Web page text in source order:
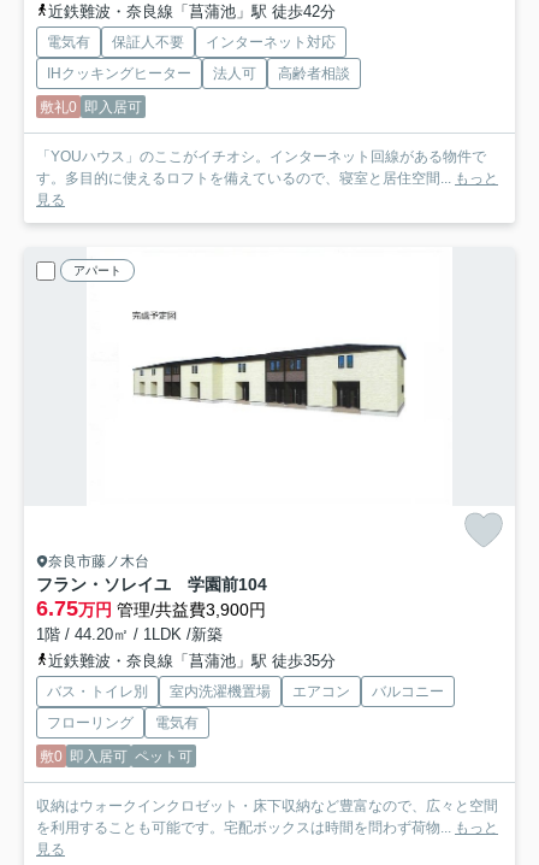
近鉄難波・奈良線「菖蒲池」駅 徒歩42分
電気有 保証人不要
インターネット対応
IHクッキングヒーター
法人可
高齢者相談
敷礼0 即入居可
「YOUハウス」のここがイチオシ。インターネット回線がある物件で
す。多目的に使えるロフトを備えているので、寝室と居住空間...
もっと
見る
アパート
奈良市藤ノ木台
フラン・ソレイユ 学園前104
6.75万円 管理/共益費3,900円
1階 / 44.20㎡ / 1LDK /新築
近鉄難波・奈良線「菖蒲池」駅 徒歩35分
バス・トイレ別 室内洗濯機置場 エアコン
バルコニー
フローリング
電気有
敷0 即入居可 ペット可
収納はウォークインクロゼット・床下収納など豊富なので、広々と空間
を利用することも可能です。宅配ボックスは時間を問わず荷物...
もっと
見る